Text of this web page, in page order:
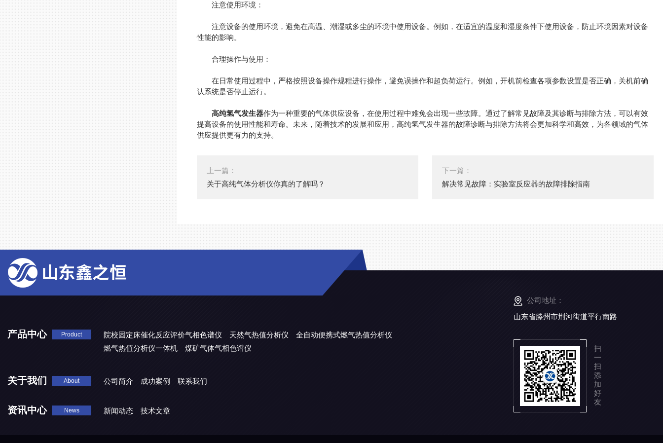
注意使用环境：
注意设备的使用环境，避免在高温、潮湿或多尘的环境中使用设备。例如，在适宜的温度和湿度条件下使用设备，防止环境因素对设备
性能的影响。
合理操作与使用：
在日常使用过程中，严格按照设备操作规程进行操作，避免误操作和超负荷运行。例如，开机前检查各项参数设置是否正确，关机前确
认系统是否停止运行。
高纯氢气发生器作为一种重要的气体供应设备，在使用过程中难免会出现一些故障。通过了解常见故障及其诊断与排除方法，可以有效
提高设备的使用性能和寿命。未来，随着技术的发展和应用，高纯氢气发生器的故障诊断与排除方法将会更加科学和高效，为各领域的气体
供应提供更有力的支持。
上一篇：
关于高纯气体分析仪你真的了解吗？
下一篇：
解决常见故障：实验室反应器的故障排除指南
产品中心 Product 院校固定床催化反应评价气相色谱仪 天然气热值分析仪
全自动便携式燃气热值分析仪
燃气热值分析仪一体机
煤矿气体气相色谱仪
关于我们 About 公司简介 成功案例 联系我们
资讯中心 News 新闻动态 技术文章
公司地址：
山东省滕州市荆河街道平行南路
扫
一
扫
添
加
好
友